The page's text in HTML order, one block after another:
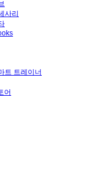
사리
트 트레이너
어